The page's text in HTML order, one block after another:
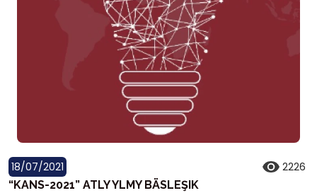
18/07/2021 2226
“KANS-2021” ATLY YLMY BÄSLEŞIK